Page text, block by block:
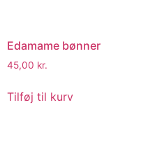
Edamame bønner
45,00 kr.
Tilføj til kurv